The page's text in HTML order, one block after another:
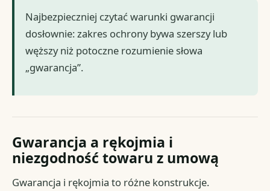
Najbezpieczniej czytać warunki gwarancji
dosłownie: zakres ochrony bywa szerszy lub
węższy niż potoczne rozumienie słowa
„gwarancja”.
Gwarancja a rękojmia i
niezgodność towaru z umową
Gwarancja i rękojmia to różne konstrukcje.